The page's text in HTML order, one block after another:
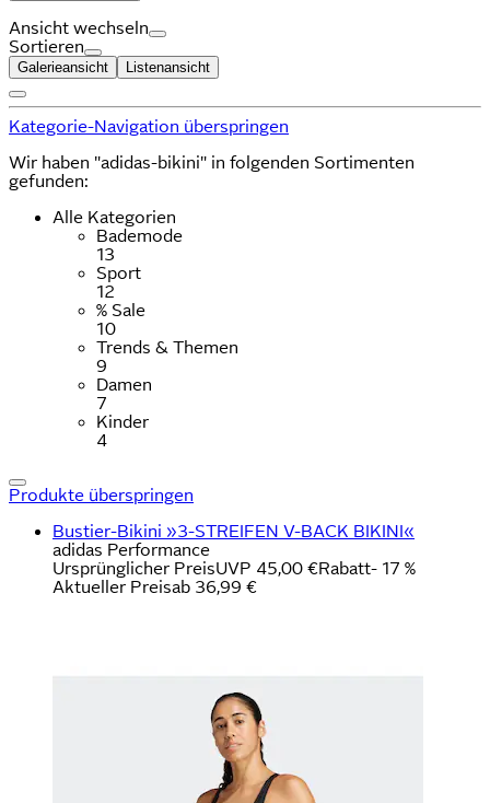
Ansicht wechseln
Sortieren
Galerieansicht Listenansicht
Kategorie-Navigation überspringen
Wir haben "adidas-bikini" in folgenden Sortimenten
gefunden:
Alle Kategorien
Bademode
13
Sport
12
% Sale
10
Trends & Themen
9
Damen
7
Kinder
4
Produkte überspringen
Bustier-Bikini »3-STREIFEN V-BACK BIKINI«
adidas Performance
Ursprünglicher PreisUVP 45,00 €Rabatt- 17 %
Aktueller Preisab 36,99 €